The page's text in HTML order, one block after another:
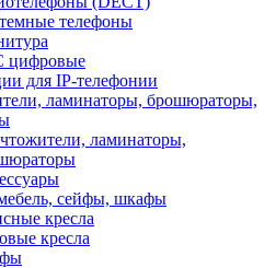
телефоны
цифровые
для IP-телефонии
ламинаторы, брошюраторы,
ламинаторы,
сейфы, шкафы
кресла
кресла